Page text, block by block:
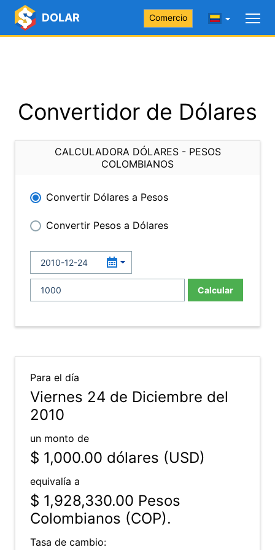
DOLAR Comercio
Convertidor de Dólares
CALCULADORA DÓLARES - PESOS
COLOMBIANOS
Convertir Dólares a Pesos
Convertir Pesos a Dólares
Calcular
Para el día
Viernes 24 de Diciembre del
2010
un monto de
$ 1,000.00 dólares (USD)
equivalía a
$ 1,928,330.00 Pesos
Colombianos (COP).
Tasa de cambio: